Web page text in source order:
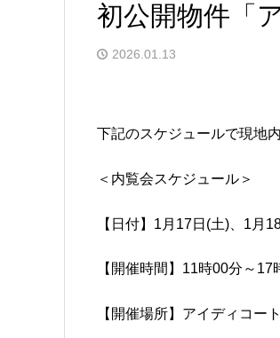
初公開物件「
2026.01.13
下記のスケジュールで現地
＜内覧会スケジュール＞
【日付】1月17日(土)、1月
【開催時間】11時00分～17
【開催場所】アイディコー